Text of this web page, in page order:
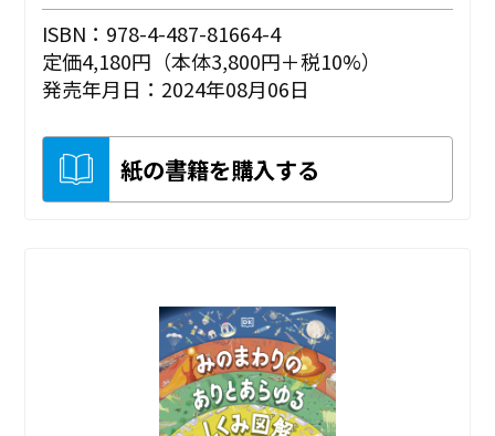
ISBN：978-4-487-81664-4
定価4,180円（本体3,800円＋税10%）
発売年月日：2024年08月06日
紙の書籍を購入する